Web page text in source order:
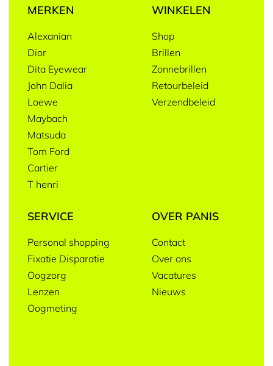
MERKEN
Alexanian
Dior
Dita Eyewear
John Dalia
Loewe
Maybach
Matsuda
Tom Ford
Cartier
T henri
WINKELEN
Shop
Brillen
Zonnebrillen
Retourbeleid
Verzendbeleid
SERVICE
Personal shopping
Fixatie Disparatie
Oogzorg
Lenzen
Oogmeting
OVER PANIS
Contact
Over ons
Vacatures
Nieuws